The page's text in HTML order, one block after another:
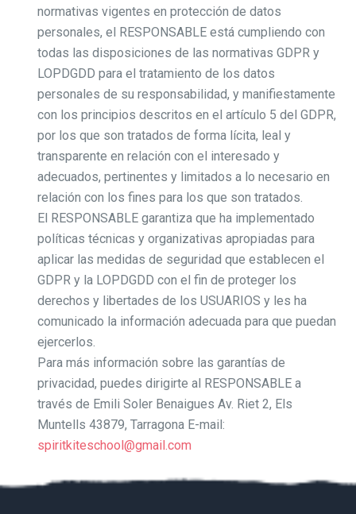
normativas vigentes en protección de datos
personales, el RESPONSABLE está cumpliendo con
todas las disposiciones de las normativas GDPR y
LOPDGDD para el tratamiento de los datos
personales de su responsabilidad, y manifiestamente
con los principios descritos en el artículo 5 del GDPR,
por los que son tratados de forma lícita, leal y
transparente en relación con el interesado y
adecuados, pertinentes y limitados a lo necesario en
relación con los fines para los que son tratados.
El RESPONSABLE garantiza que ha implementado
políticas técnicas y organizativas apropiadas para
aplicar las medidas de seguridad que establecen el
GDPR y la LOPDGDD con el fin de proteger los
derechos y libertades de los USUARIOS y les ha
comunicado la información adecuada para que puedan
ejercerlos.
Para más información sobre las garantías de
privacidad, puedes dirigirte al RESPONSABLE a
través de Emili Soler Benaigues Av. Riet 2, Els
Muntells 43879, Tarragona E-mail:
spiritkiteschool@gmail.com